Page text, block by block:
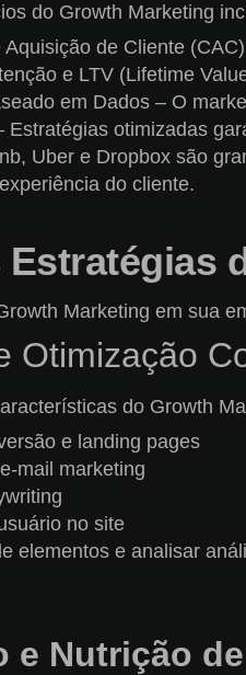
do Growth Marketing
Aquisição de Cliente
e LTV (Lifetime
em Dados – O
Estratégias otimizadas
Uber e Dropbox são
do cliente.
Marketing em sua
Otimização
do Growth
e landing pages
mail marketing
no site
elementos e analisar
e Nutrição